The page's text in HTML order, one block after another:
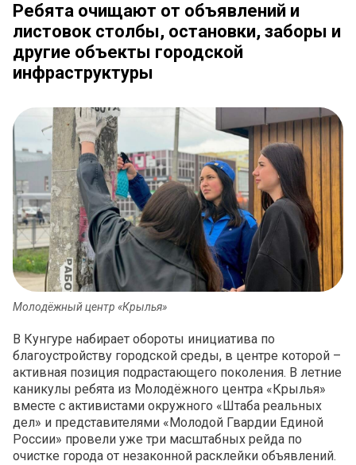
Ребята очищают от объявлений и
листовок столбы, остановки, заборы и
другие объекты городской
инфраструктуры
Молодёжный центр «Крылья»
В Кунгуре набирает обороты инициатива по
благоустройству городской среды, в центре которой –
активная позиция подрастающего поколения. В летние
каникулы ребята из Молодёжного центра «Крылья»
вместе с активистами окружного «Штаба реальных
дел» и представителями «Молодой Гвардии Единой
России» провели уже три масштабных рейда по
очистке города от незаконной расклейки объявлений.